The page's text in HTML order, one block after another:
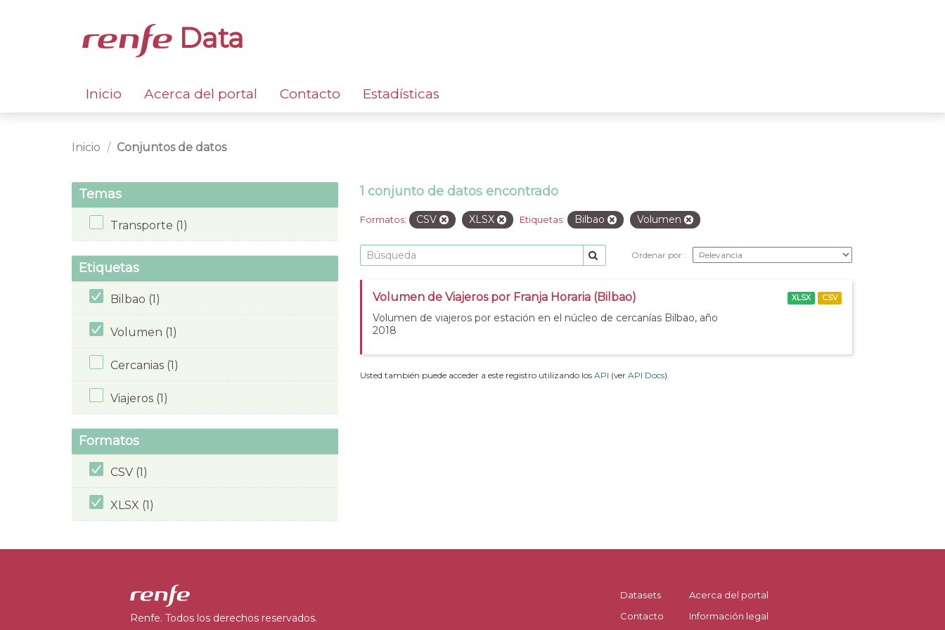
Data
Inicio Acerca del portal Contacto Estadísticas
Inicio Conjuntos de datos
Temas
Transporte (1)
Etiquetas
Bilbao (1)
Volumen (1)
Cercanias (1)
Viajeros (1)
Formatos
CSV (1)
XLSX (1)
1 conjunto de datos encontrado
Formatos: CSV XLSX Etiquetas: Bilbao Volumen
Ordenar por
Volumen de Viajeros por Franja Horaria (Bilbao)
Volumen de viajeros por estación en el núcleo de cercanías Bilbao, año
2018
XLSX CSV
Usted también puede acceder a este registro utilizando los API (ver API Docs).
Renfe. Todos los derechos reservados.
Datasets
Contacto
Acerca del portal
Información legal